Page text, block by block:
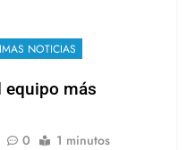
NOTICIAS
equipo más
0 1 minutos